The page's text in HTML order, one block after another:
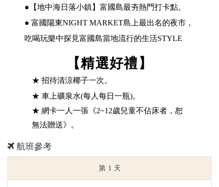
● 【地中海日落小鎮】富國島最夯熱門打卡點。
● 富國陽東NIGHT MARKET島上最出名的夜市，
吃喝玩樂中探見富國島當地流行的生活STYLE
【精選好禮】
★ 招待清涼椰子一次。
★ 車上礦泉水(每人每日一瓶)。
★ 網卡一人一張《2~12歲兒童不佔床者，恕
無法贈送》。
航班參考
1